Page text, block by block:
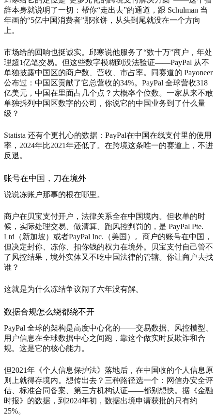
辞本身就说明了一切：帮你“走出去”的通道，跟 Schulman 当
年画的“5亿中国消费者”那张饼，从头到尾就没在一个方向
上。
市场给的回响也挺诚实。邱寒说他服务了“数十万”商户，年处
理超1亿笔交易。但这些数字模糊到没法验证——PayPal 从不
单独披露中国区的商户数、营收、市占率。同赛道的 Payoneer
公布过：中国区贡献了它总营收的34%。PayPal 全球营收318
亿美元，中国在里面占几个点？大概率个位数。一家从来不敢
单独拆列中国区数字的公司，你说它的中国业务到了什么量
级？
Statista 还有个更扎心的数据：PayPal在中国在线支付里的使用
率，2024年比2021年还低了。在跨境这条唯一的赛道上，不进
反退。
账号在中国，刀在境外
说说冻账户那事的根在哪里。
商户在贝宝支付开户，法律关系全在中国境内。但收单的时
候，实际处理交易、做清算、跑风控判罚的，是 PayPal Pte.
Ltd（新加坡）或者PayPal Inc.（美国）。商户的账号在中国，
但决定封你、冻你、扣你钱的权力在境外。贝宝支付自己管不
了风控结果，境外实体又不吃中国法律的管辖。你让商户去找
谁？
这就是为什么冻结争议闹了六年没有解。
数据合规怎么绕都绕不开
PayPal 全球的架构是高度中心化的——交易数据、风控模型、
用户信息在全球数据中心之间跑，靠这个做实时反欺诈和合
规。这是它的核心能力。
但2021年《个人信息保护法》落地后，在中国收的个人信息原
则上就得存境内。想传出去？三种路径选一个：网信办安全评
估、标准合同备案、第三方机构认证——都别想快。据《金融
时报》的数据，到2024年初，数据出境申请获批的只有约
25%。